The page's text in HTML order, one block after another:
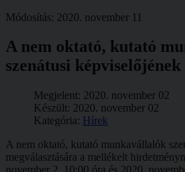
Módosítás: 2020. november 11
A nem oktató, kutató
szenátusi képviselőjének
Megjelent: 2020. november 02
Készült: 2020. november 02
Kategória: Hírek
A nem oktató, kutató munkavállalók
megválasztására a mellékelt